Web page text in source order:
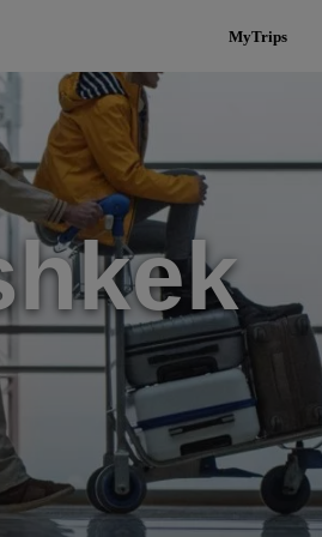
MyTrips